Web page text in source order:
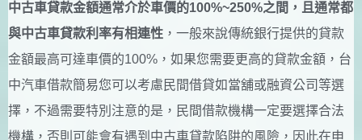
中古車貸款金額通常介於車價的100%~250%之間，且通常都
與中古車貸款利率有相連性 ，一般來說傳統銀行提供的貸款
金額最高可達車價的100%，如果您需要更高的貸款金額，台
中汽車借款簡易您可以考慮民間借貸如當舖或融資公司等選
擇，不過需要特別注意的是，民間借款機構一定要選擇合法
機構，否則可能會有遇到中古車貸款陷阱的風險，因此在申